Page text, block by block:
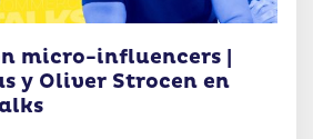
micro-influencers |
y Oliver Strocen en